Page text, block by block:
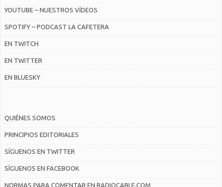
YOUTUBE – NUESTROS VÍDEOS
SPOTIFY – PODCAST LA CAFETERA
EN TWITCH
EN TWITTER
EN BLUESKY
QUIÉNES SOMOS
PRINCIPIOS EDITORIALES
SÍGUENOS EN TWITTER
SÍGUENOS EN FACEBOOK
NORMAS PARA COMENTAR EN RADIOCABLE.COM